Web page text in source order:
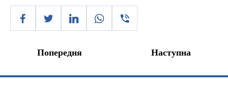
Попередня Наступна